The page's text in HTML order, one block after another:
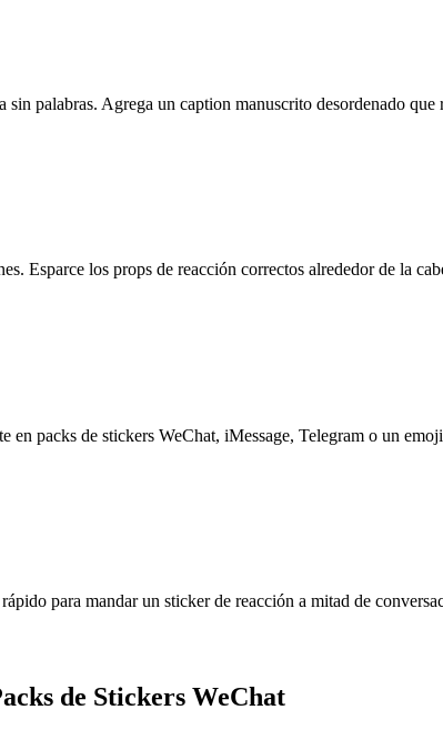
palabras. Agrega un caption manuscrito desordenado que
Esparce los props de reacción correctos alrededor de la
en packs de stickers WeChat, iMessage, Telegram o un
para mandar un sticker de reacción a mitad de
de Stickers WeChat